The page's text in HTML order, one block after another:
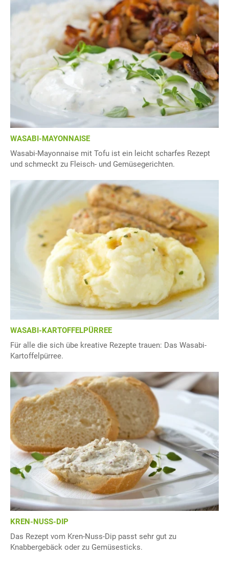
WASABI-MAYONNAISE
Wasabi-Mayonnaise mit Tofu ist ein leicht scharfes Rezept
und schmeckt zu Fleisch- und Gemüsegerichten.
WASABI-KARTOFFELPÜRREE
Für alle die sich übe kreative Rezepte trauen: Das Wasabi-
Kartoffelpürree.
KREN-NUSS-DIP
Das Rezept vom Kren-Nuss-Dip passt sehr gut zu
Knabbergebäck oder zu Gemüsesticks.